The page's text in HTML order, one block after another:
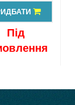
Під